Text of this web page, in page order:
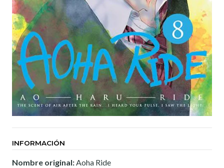
INFORMACIÓN
Nombre original: Aoha Ride